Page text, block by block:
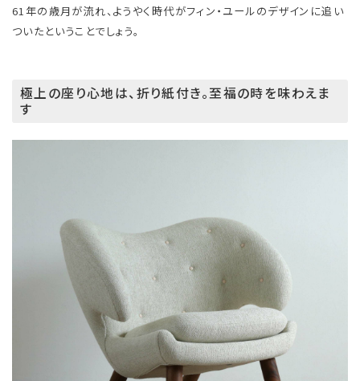
61年の歳月が流れ、ようやく時代がフィン・ユールのデザインに追い
ついたということでしょう。
極上の座り心地は、折り紙付き。至福の時を味わえま
す